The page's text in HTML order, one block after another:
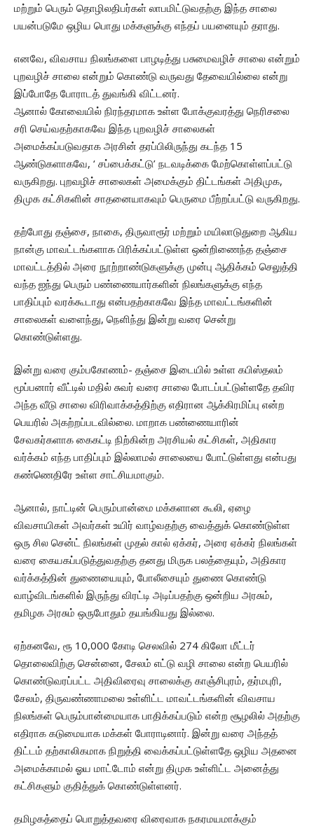
மற்றும் பெரும் தொழிலதிபர்கள் லாபமிட்டுவதற்கு இந்த சாலை
பயன்படுமே ஒழிய பொது மக்களுக்கு எந்தப் பயனையும் தராது.
எனவே, விவசாய நிலங்களை பாழடித்து பசுமைவழிச் சாலை என்றும்
புறவழிச் சாலை என்றும் கொண்டு வருவது தேவையில்லை என்று
இப்போதே போராடத் துவங்கி விட்டனர்.
ஆனால் கோவையில் நிரந்தரமாக உள்ள போக்குவரத்து நெரிசலை
சரி செய்வதற்காகவே இந்த புறவழிச் சாலைகள்
அமைக்கப்படுவதாக அரசின் தரப்பிலிருந்து கடந்த 15
ஆண்டுகளாகவே, ‘ சப்பைக்கட்டு’ நடவடிக்கை மேற்கொள்ளப்பட்டு
வருகிறது. புறவழிச் சாலைகள் அமைக்கும் திட்டங்கள் அதிமுக,
திமுக கட்சிகளின் சாதனையாகவும் பெருமை பீற்றப்பட்டு வருகிறது.
தற்போது தஞ்சை, நாகை, திருவாரூர் மற்றும் மயிலாடுதுறை ஆகிய
நான்கு மாவட்டங்களாக பிரிக்கப்பட்டுள்ள ஒன்றிணைந்த தஞ்சை
மாவட்டத்தில் அரை நூற்றாண்டுகளுக்கு முன்பு ஆதிக்கம் செலுத்தி
வந்த ஐந்து பெரும் பண்ணையார்களின் நிலங்களுக்கு எந்த
பாதிப்பும் வரக்கூடாது என்பதற்காகவே இந்த மாவட்டங்களின்
சாலைகள் வளைந்து, நெளிந்து இன்று வரை சென்று
கொண்டுள்ளது.
இன்று வரை கும்பகோணம்- தஞ்சை இடையில் உள்ள கபிஸ்தலம்
மூப்பனார் வீட்டில் மதில் சுவர் வரை சாலை போடப்பட்டுள்ளதே தவிர
அந்த வீடு சாலை விரிவாக்கத்திற்கு எதிரான ஆக்கிரமிப்பு என்ற
பெயரில் அகற்றப்படவில்லை. மாறாக பண்ணையாரின்
சேவகர்களாக கைகட்டி நிற்கின்ற அரசியல் கட்சிகள், அதிகார
வர்க்கம் எந்த பாதிப்பும் இல்லாமல் சாலையை போட்டுள்ளது என்பது
கண்ணெதிரே உள்ள சாட்சியமாகும்.
ஆனால், நாட்டின் பெரும்பான்மை மக்களான கூலி, ஏழை
விவசாயிகள் அவர்கள் உயிர் வாழ்வதற்கு வைத்துக் கொண்டுள்ள
ஒரு சில சென்ட் நிலங்கள் முதல் கால் ஏக்கர், அரை ஏக்கர் நிலங்கள்
வரை கையகப்படுத்துவதற்கு தனது மிருக பலத்தையும், அதிகார
வர்க்கத்தின் துணையையும், போலீசையும் துணை கொண்டு
வாழ்விடங்களில் இருந்து விரட்டி அடிப்பதற்கு ஒன்றிய அரசும்,
தமிழக அரசும் ஒருபோதும் தயங்கியது இல்லை.
ஏற்கனவே, ரூ 10,000 கோடி செலவில் 274 கிலோ மீட்டர்
தொலைவிற்கு சென்னை, சேலம் எட்டு வழி சாலை என்ற பெயரில்
கொண்டுவரப்பட்ட அதிவிரைவு சாலைக்கு காஞ்சிபுரம், தர்மபுரி,
சேலம், திருவண்ணாமலை உள்ளிட்ட மாவட்டங்களின் விவசாய
நிலங்கள் பெரும்பான்மையாக பாதிக்கப்படும் என்ற சூழலில் அதற்கு
எதிராக கடுமையாக மக்கள் போராடினார். இன்று வரை அந்தத்
திட்டம் தற்காலிகமாக நிறுத்தி வைக்கப்பட்டுள்ளதே ஒழிய அதனை
அமைக்காமல் ஓய மாட்டோம் என்று திமுக உள்ளிட்ட அனைத்து
கட்சிகளும் குதித்துக் கொண்டுள்ளனர்.
தமிழகத்தைப் பொறுத்தவரை விரைவாக நகரமயமாக்கும்